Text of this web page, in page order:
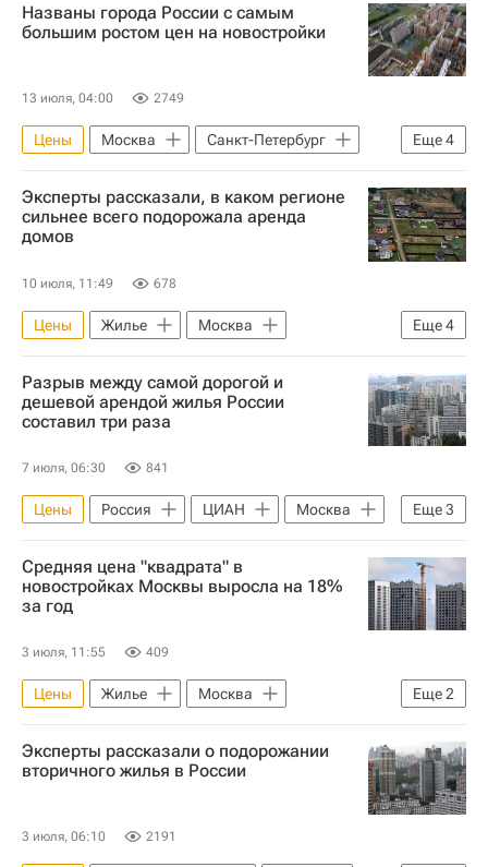
Названы города России с самым
большим ростом цен на новостройки
13 июля, 04:00 2749
Еще4
Цены Москва
Санкт-Петербург
Челябинск
Новостройки
Жилье
Казань
Эксперты рассказали, в каком регионе
сильнее всего подорожала аренда
домов
10 июля, 11:49 678
Еще4
Цены Жилье
Москва
Смоленская область
Тульская область
Загородная недвижимость
Аренда
Разрыв между самой дорогой и
дешевой арендой жилья России
составил три раза
7 июля, 06:30 841
Еще3
Цены Россия ЦИАН
Москва
Сочи
Жилье Аренда
Средняя цена "квадрата" в
новостройках Москвы выросла на 18%
за год
3 июля, 11:55 409
Еще2
Цены Жилье
Москва
Строительство
Новостройки
Эксперты рассказали о подорожании
вторичного жилья в России
3 июля, 06:10 2191